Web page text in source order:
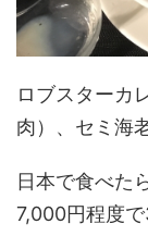
ロブスターカ
肉）、セミ海
日本で食べた
7,000円程度で